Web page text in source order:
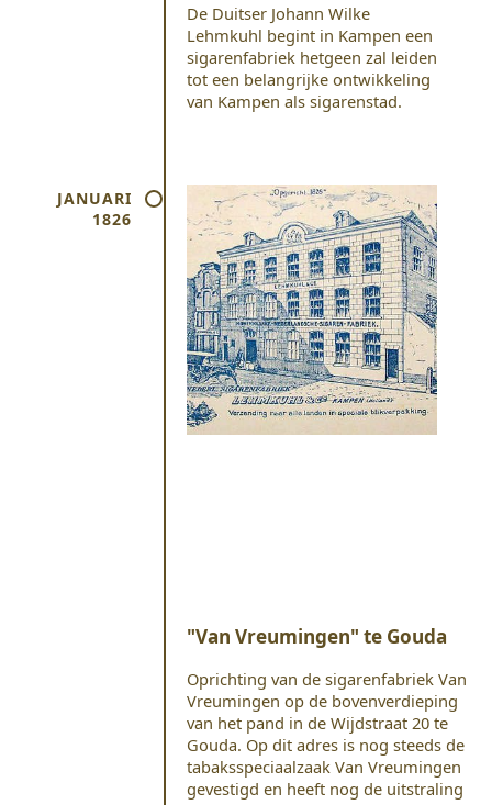
JANUARI
1826
De Duitser Johann Wilke
Lehmkuhl begint in Kampen een
sigarenfabriek hetgeen zal leiden
tot een belangrijke ontwikkeling
van Kampen als sigarenstad.
"Van Vreumingen" te Gouda
Oprichting van de sigarenfabriek Van
Vreumingen op de bovenverdieping
van het pand in de Wijdstraat 20 te
Gouda. Op dit adres is nog steeds de
tabaksspeciaalzaak Van Vreumingen
gevestigd en heeft nog de uitstraling